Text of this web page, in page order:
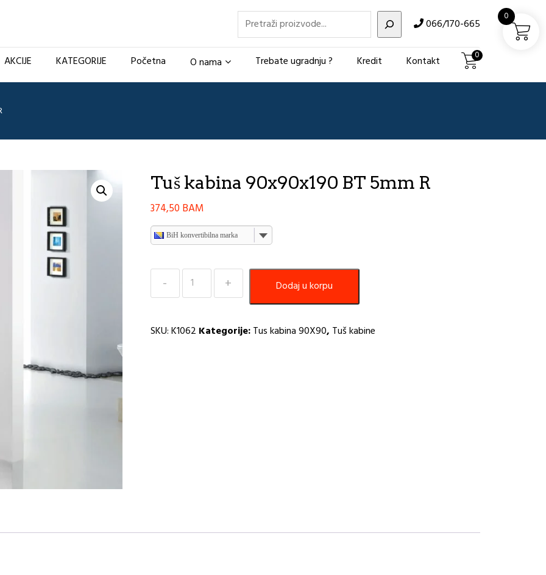
Pretraži 066/170-665
AKCIJE KATEGORIJE Početna O nama Trebate ugradnju ? Kredit Kontakt 0
Tuš kabina 90x90x190 BT 5mm R
374,50 BAM
BiH konvertibilna marka
Tuš
kabina
5mm
Dodaj u korpu
SKU:K1062 Kategorije:Tus kabina 90X90, Tuš kabine
0